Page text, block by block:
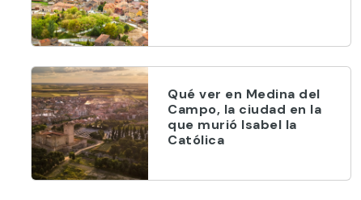
Qué ver en Medina del
Campo, la ciudad en la
que murió Isabel la
Católica